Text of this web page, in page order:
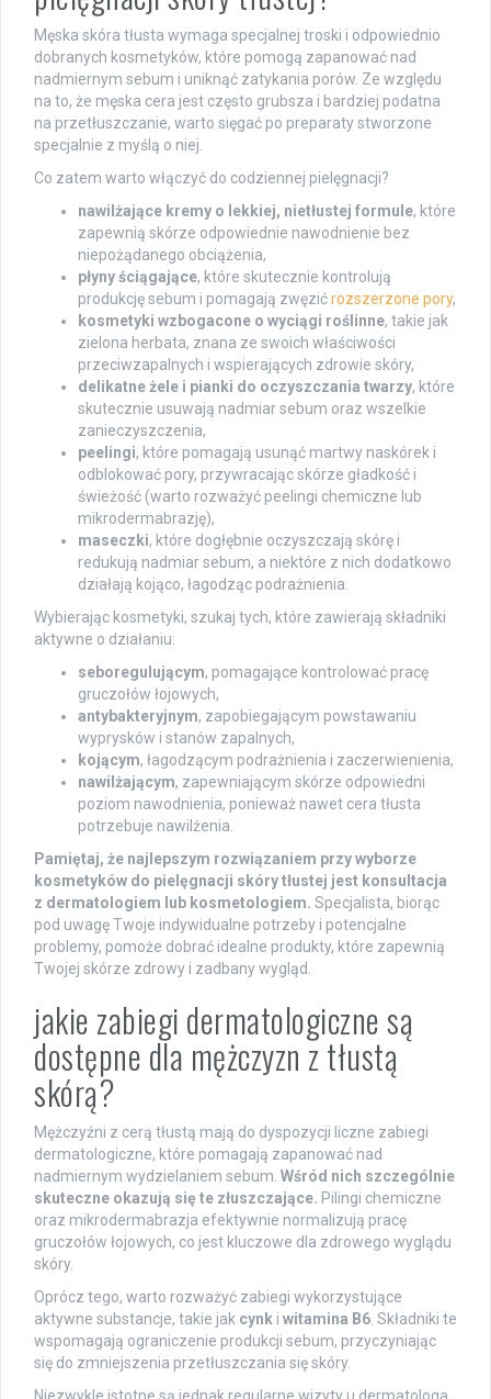
Męska skóra tłusta wymaga specjalnej troski i odpowiednio
dobranych kosmetyków, które pomogą zapanować nad
nadmiernym sebum i uniknąć zatykania porów. Ze względu
na to, że męska cera jest często grubsza i bardziej podatna
na przetłuszczanie, warto sięgać po preparaty stworzone
specjalnie z myślą o niej.
Co zatem warto włączyć do codziennej pielęgnacji?
nawilżające kremy o lekkiej, nietłustej formule, które
zapewnią skórze odpowiednie nawodnienie bez
niepożądanego obciążenia,
płyny ściągające, które skutecznie kontrolują
produkcję sebum i pomagają zwęzićrozszerzone pory,
kosmetyki wzbogacone o wyciągi roślinne, takie jak
zielona herbata, znana ze swoich właściwości
przeciwzapalnych i wspierających zdrowie skóry,
delikatne żele i pianki do oczyszczania twarzy, które
skutecznie usuwają nadmiar sebum oraz wszelkie
zanieczyszczenia,
peelingi, które pomagają usunąć martwy naskórek i
odblokować pory, przywracając skórze gładkość i
świeżość (warto rozważyć peelingi chemiczne lub
mikrodermabrazję),
maseczki, które dogłębnie oczyszczają skórę i
redukują nadmiar sebum, a niektóre z nich dodatkowo
działają kojąco, łagodząc podrażnienia.
Wybierając kosmetyki, szukaj tych, które zawierają składniki
aktywne o działaniu:
seboregulującym, pomagające kontrolować pracę
gruczołów łojowych,
antybakteryjnym, zapobiegającym powstawaniu
wyprysków i stanów zapalnych,
kojącym, łagodzącym podrażnienia i zaczerwienienia,
nawilżającym, zapewniającym skórze odpowiedni
poziom nawodnienia, ponieważ nawet cera tłusta
potrzebuje nawilżenia.
Pamiętaj, że najlepszym rozwiązaniem przy wyborze
kosmetyków do pielęgnacji skóry tłustej jest konsultacja
z dermatologiem lub kosmetologiem. Specjalista, biorąc
pod uwagę Twoje indywidualne potrzeby i potencjalne
problemy, pomoże dobrać idealne produkty, które zapewnią
Twojej skórze zdrowy i zadbany wygląd.
jakie zabiegi dermatologiczne są
dostępne dla mężczyzn z tłustą
skórą?
Mężczyźni z cerą tłustą mają do dyspozycji liczne zabiegi
dermatologiczne, które pomagają zapanować nad
nadmiernym wydzielaniem sebum. Wśród nich szczególnie
skuteczne okazują się te złuszczające. Pilingi chemiczne
oraz mikrodermabrazja efektywnie normalizują pracę
gruczołów łojowych, co jest kluczowe dla zdrowego wyglądu
skóry.
Oprócz tego, warto rozważyć zabiegi wykorzystujące
aktywne substancje, takie jak cynk i witamina B6 . Składniki te
wspomagają ograniczenie produkcji sebum, przyczyniając
się do zmniejszenia przetłuszczania się skóry.
Niezwykle istotne są jednak regularne wizyty u dermatologa.